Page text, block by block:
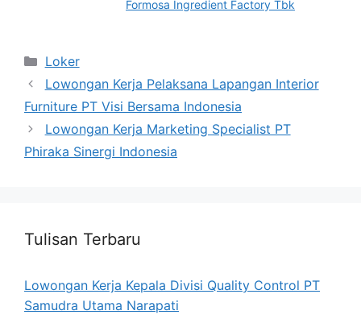
Formosa Ingredient Factory Tbk
Categories
Loker
Lowongan Kerja Pelaksana Lapangan Interior
Furniture PT Visi Bersama Indonesia
Lowongan Kerja Marketing Specialist PT
Phiraka Sinergi Indonesia
Tulisan Terbaru
Lowongan Kerja Kepala Divisi Quality Control PT
Samudra Utama Narapati